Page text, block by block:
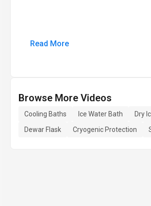
Read More
Browse More Videos
Cooling Baths Ice Water Bath Dry
Dewar Flask
Cryogenic Protection